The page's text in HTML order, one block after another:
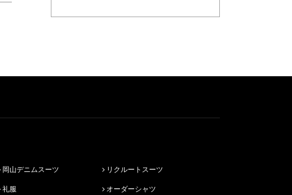
岡山デニムスーツ
礼服
リクルートスーツ
オーダーシャツ